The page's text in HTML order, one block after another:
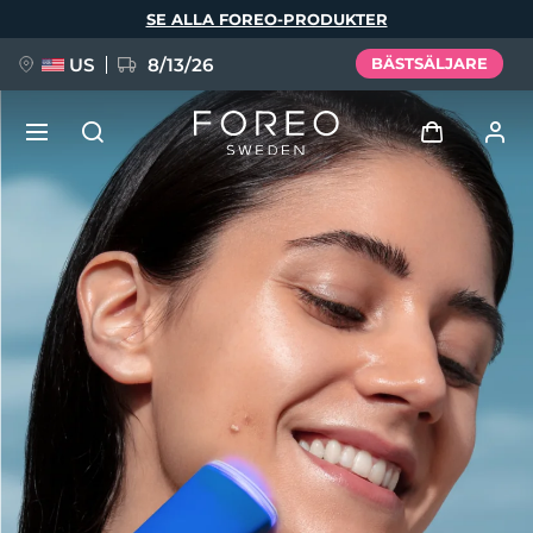
SE ALLA FOREO-PRODUKTER
US 8/13/26 BÄSTSÄLJARE
Logga in
Användarprofil
Mina enheter
Mina beställningar
Mina adresser
Mina prenumerationer
NYHET
FAQ™ Pure Beauty-Tech Elixir
BREAKING NEWS
issa™ Teeth Whitening Set
Språk
English Deutsch
Español
Français
Português
Polski
Русский
Türkçe
简体中文 繁體中文